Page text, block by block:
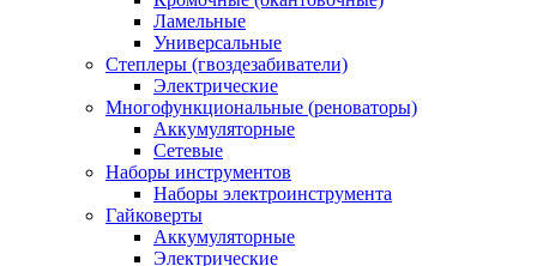
Ламельные
Универсальные
Степлеры (гвоздезабиватели)
Электрические
Многофункциональные (реноваторы)
Аккумуляторные
Сетевые
Наборы инструментов
Наборы электроинструмента
Гайковерты
Аккумуляторные
Электрические